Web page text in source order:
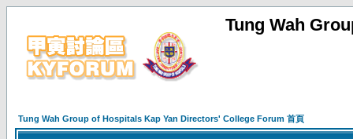
Tung Wah
Tung Wah Group of Hospitals Kap Yan Directors' College Forum 首頁